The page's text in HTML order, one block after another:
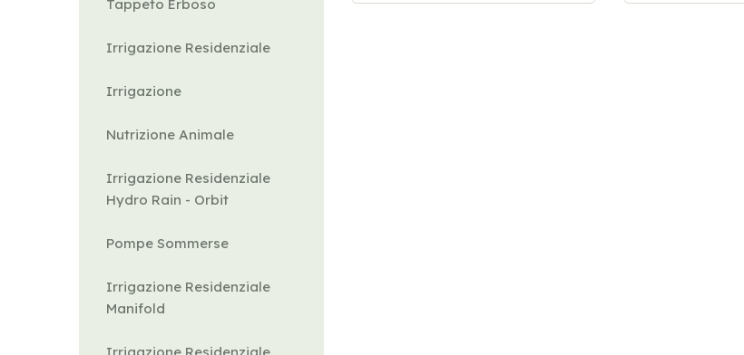
Tappeto Erboso
Irrigazione Residenziale
Irrigazione
Nutrizione Animale
Irrigazione Residenziale
Hydro Rain - Orbit
Pompe Sommerse
Irrigazione Residenziale
Manifold